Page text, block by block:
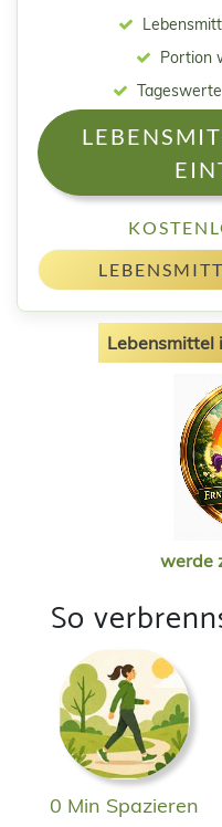
Portion
Lebensmittel
werde
So
0 Min Spazieren